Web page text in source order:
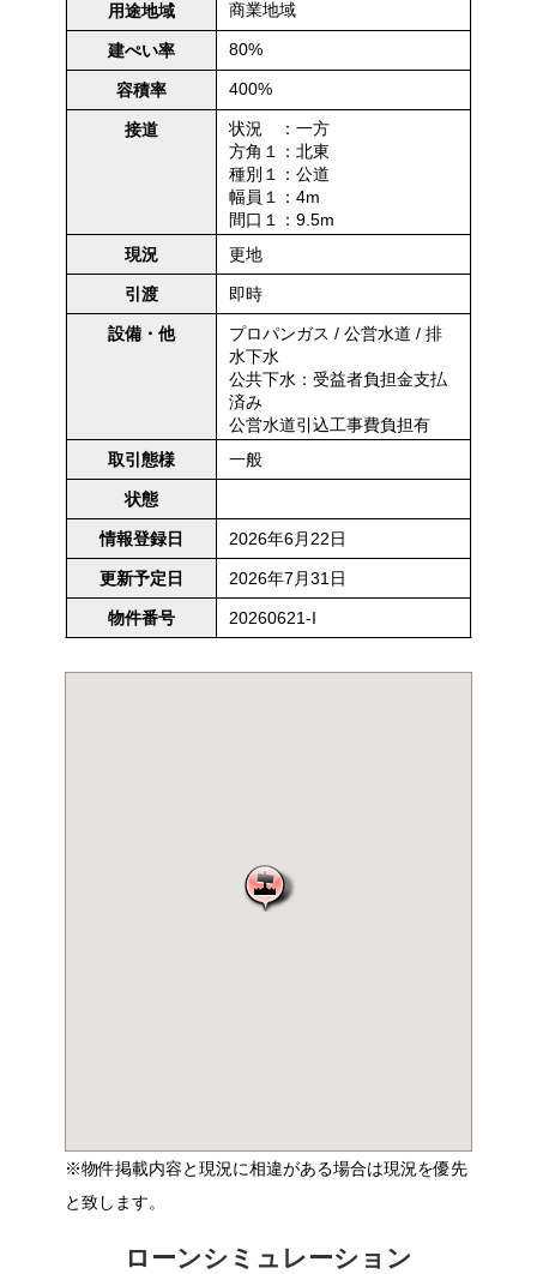
用途地域 商業地域
建ぺい率 80%
容積率 400%
接道
状況 ：一方
方角１：北東
種別１：公道
幅員１：4m
間口１：9.5m
現況
更地
引渡 即時
設備・他
プロパンガス / 公営水道 / 排
水下水
公共下水：受益者負担金支払
済み
公営水道引込工事費負担有
取引態様
一般
状態
情報登録日 2026年6月22日
更新予定日 2026年7月31日
物件番号 20260621-I
※物件掲載内容と現況に相違がある場合は現況を優先
と致します。
ローンシミュレーション